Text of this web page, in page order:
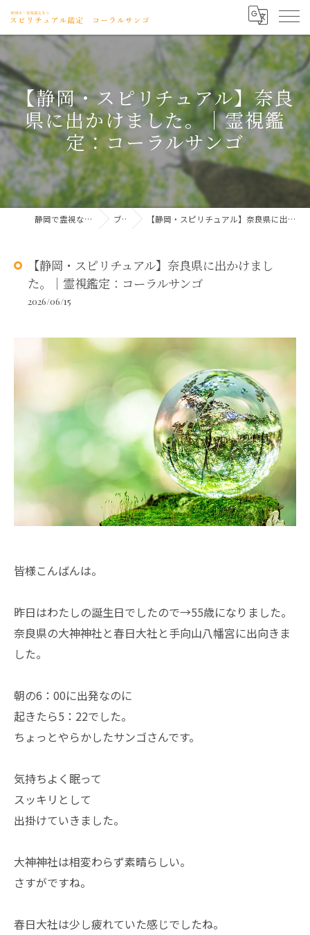
【静岡・スピリチュアル】奈良
県に出かけました。｜霊視鑑
定：コーラルサンゴ
静岡で霊視ならコーラルサンゴ ブログ 【静岡・スピリチュアル】奈良県に出かけました。｜霊視鑑定：コーラルサンゴ
【静岡・スピリチュアル】奈良県に出かけまし
た。｜霊視鑑定：コーラルサンゴ
2026/06/15
皆様こんばんは。
昨日はわたしの誕生日でしたので→55歳になりました。
奈良県の大神神社と春日大社と手向山八幡宮に出向きま
した。
朝の6：00に出発なのに
起きたら5：22でした。
ちょっとやらかしたサンゴさんです。
気持ちよく眠って
スッキリとして
出掛けていきました。
大神神社は相変わらず素晴らしい。
さすがですね。
春日大社は少し疲れていた感じでしたね。